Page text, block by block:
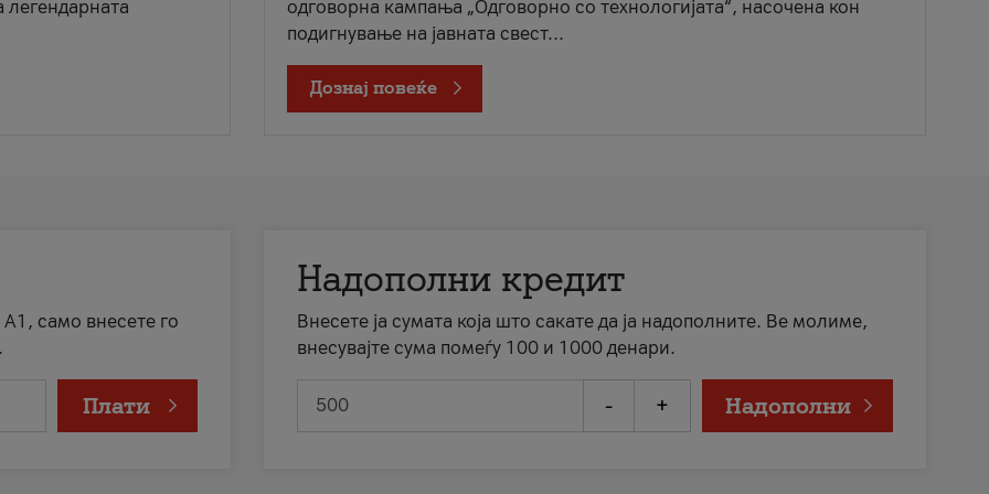
легендарната
одговорна кампања „Одговорно со технологијата“, насочена кон
подигнување на јавната свест...
Дознај повеќе
А1, само внесете го
Плати
Надополни кредит
Внесете ја сумата која што сакате да ја надополните. Ве молиме,
внесувајте сума помеѓу 100 и 1000 денари.
- + Надополни